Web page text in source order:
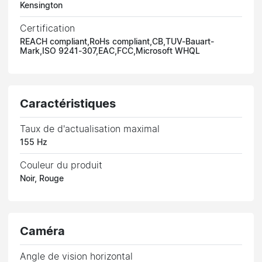
Kensington
Certification
REACH compliant,RoHs compliant,CB,TUV-Bauart-
Mark,ISO 9241-307,EAC,FCC,Microsoft WHQL
Caractéristiques
Taux de d'actualisation maximal
155 Hz
Couleur du produit
Noir, Rouge
Caméra
Angle de vision horizontal